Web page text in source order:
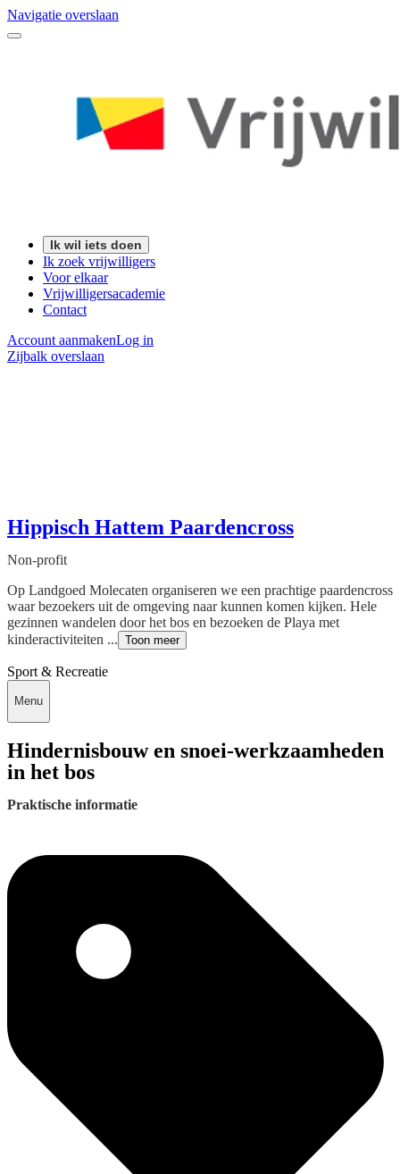
Navigatie overslaan
Ik wil iets doen
Ik zoek vrijwilligers
Voor elkaar
Vrijwilligersacademie
Contact
Account aanmakenLog in
Zijbalk overslaan
Hippisch Hattem Paardencross
Non-profit
Op Landgoed Molecaten organiseren we een prachtige paardencross
waar bezoekers uit de omgeving naar kunnen komen kijken. Hele
gezinnen wandelen door het bos en bezoeken de Playa met
kinderactiviteiten ... Toon meer
Sport & Recreatie
Menu
Hindernisbouw en snoei-werkzaamheden
in het bos
Praktische informatie